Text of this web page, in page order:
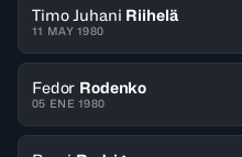
Timo Juhani Riihelä
11 MAY 1980
Fedor Rodenko
05 ENE 1980